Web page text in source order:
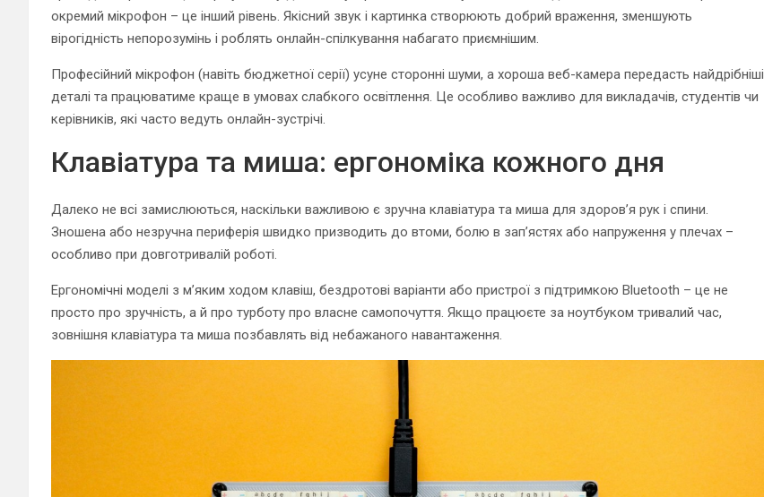
окремий мікрофон – це інший рівень. Якісний звук і картинка створюють добрий враження, зменшують
вірогідність непорозумінь і роблять онлайн-спілкування набагато приємнішим.
Професійний мікрофон (навіть бюджетної серії) усуне сторонні шуми, а хороша веб-камера передасть найдрібніші
деталі та працюватиме краще в умовах слабкого освітлення. Це особливо важливо для викладачів, студентів чи
керівників, які часто ведуть онлайн-зустрічі.
Клавіатура та миша: ергономіка кожного дня
Далеко не всі замислюються, наскільки важливою є зручна клавіатура та миша для здоров’я рук і спини.
Зношена або незручна периферія швидко призводить до втоми, болю в зап’ястях або напруження у плечах –
особливо при довготривалій роботі.
Ергономічні моделі з м’яким ходом клавіш, бездротові варіанти або пристрої з підтримкою Bluetooth – це не
просто про зручність, а й про турботу про власне самопочуття. Якщо працюєте за ноутбуком тривалий час,
зовнішня клавіатура та миша позбавлять від небажаного навантаження.